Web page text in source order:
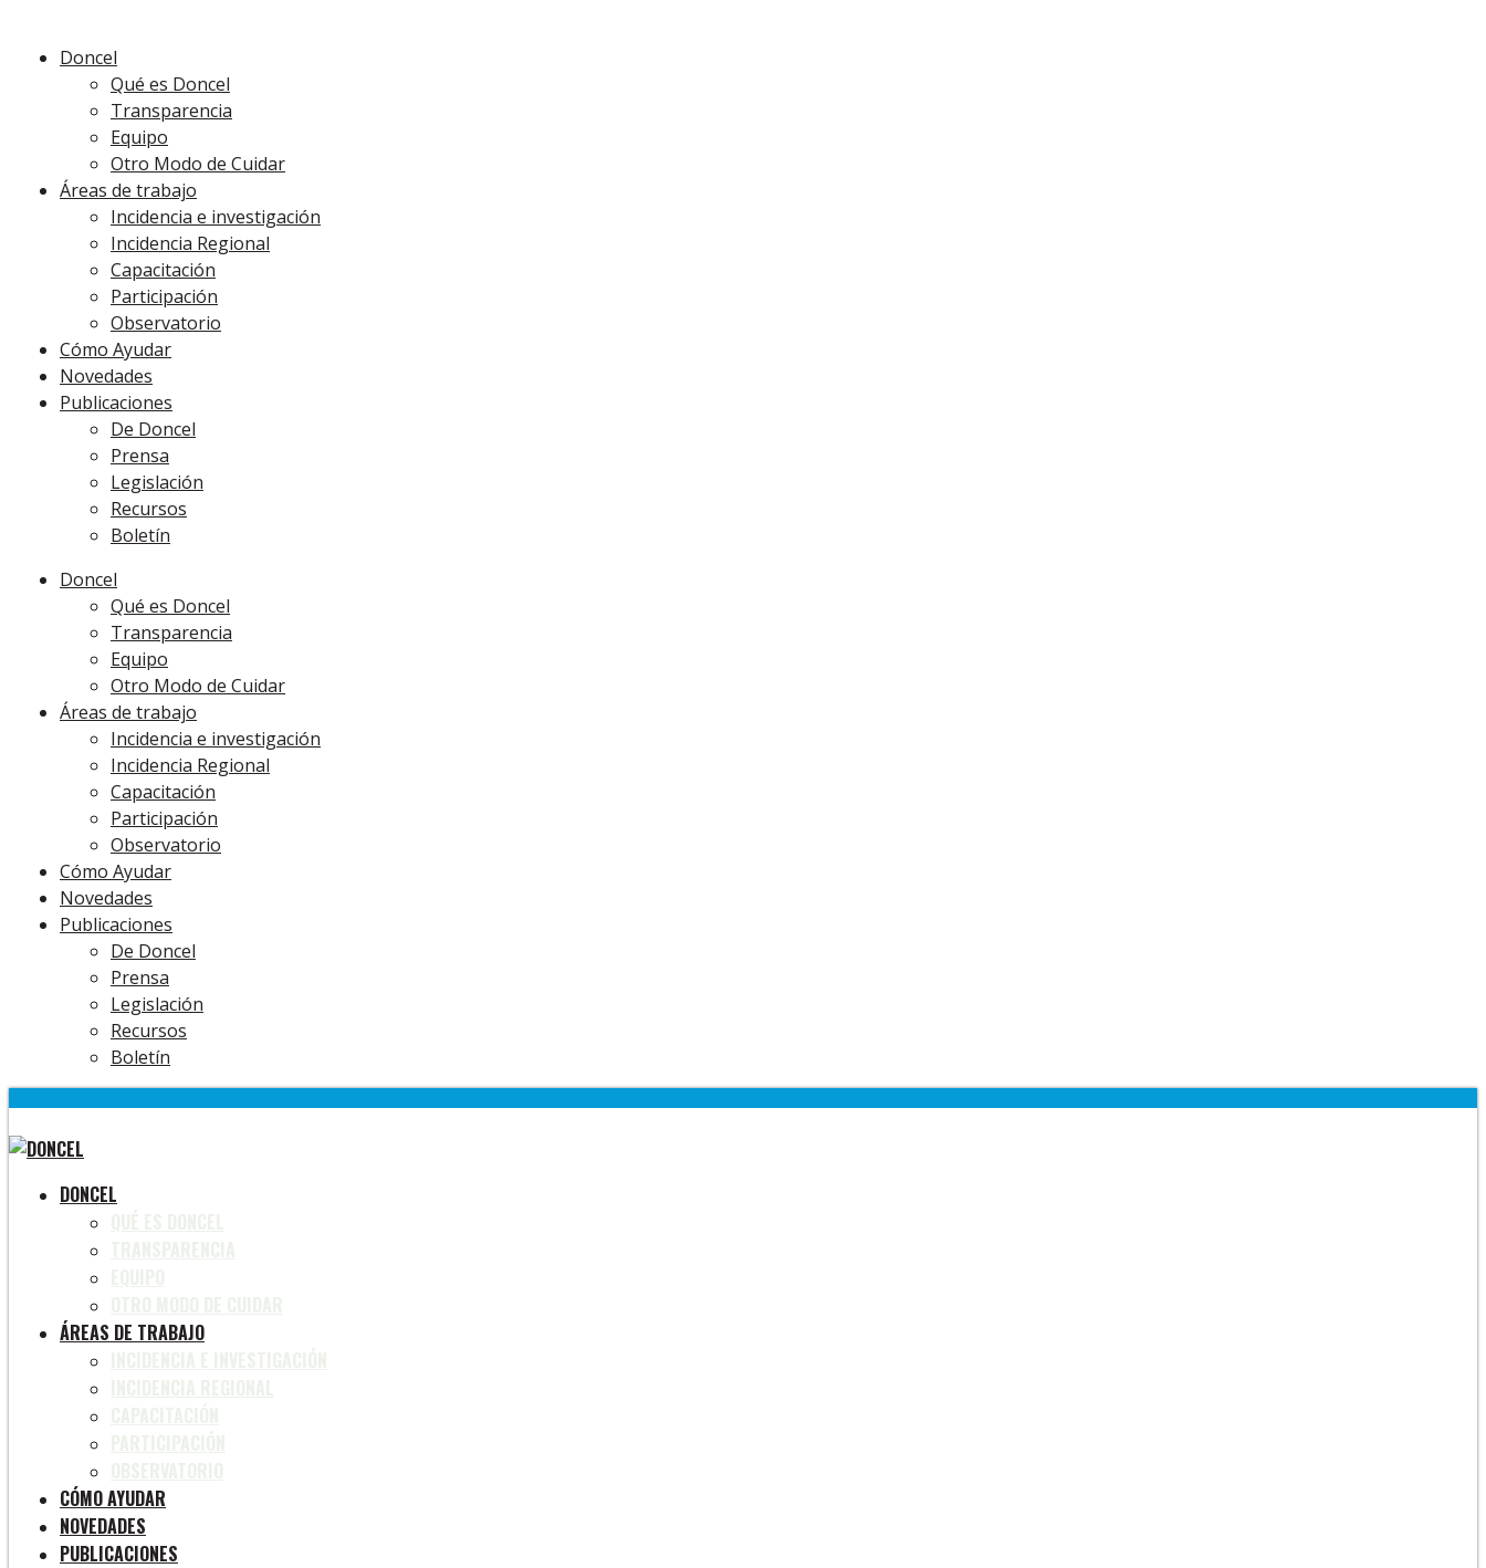
Doncel
Qué es Doncel
Transparencia
Equipo
Otro Modo de Cuidar
Áreas de trabajo
Incidencia e investigación
Incidencia Regional
Capacitación
Participación
Observatorio
Cómo Ayudar
Novedades
Publicaciones
De Doncel
Prensa
Legislación
Recursos
Boletín
Doncel
Qué es Doncel
Transparencia
Equipo
Otro Modo de Cuidar
Áreas de trabajo
Incidencia e investigación
Incidencia Regional
Capacitación
Participación
Observatorio
Cómo Ayudar
Novedades
Publicaciones
De Doncel
Prensa
Legislación
Recursos
Boletín
DONCEL
ÁREAS DE TRABAJO
CÓMO AYUDAR
NOVEDADES
PUBLICACIONES